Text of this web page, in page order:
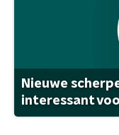
Nieuwe
interessant